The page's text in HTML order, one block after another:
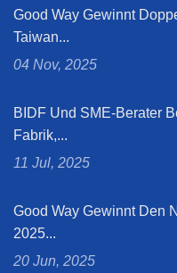
Good Way Gewinnt
Taiwan...
04 Nov, 2025
BIDF Und SME-Berater
Fabrik,...
11 Jul, 2025
Good Way Gewinnt Den
2025...
20 Jun, 2025